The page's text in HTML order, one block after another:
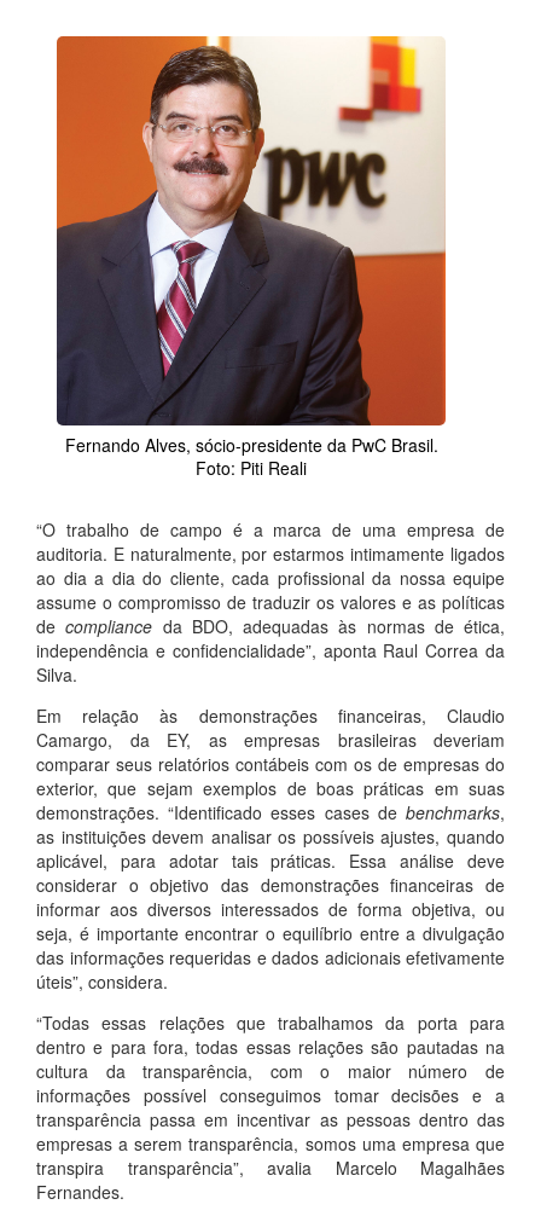
Fernando Alves, sócio-presidente da PwC Brasil.
Foto: Piti Reali
“O trabalho de campo é a marca de uma empresa de
auditoria. E naturalmente, por estarmos intimamente ligados
ao dia a dia do cliente, cada profissional da nossa equipe
assume o compromisso de traduzir os valores e as políticas
decompliance da BDO, adequadas às normas de ética,
independência e confidencialidade”, aponta Raul Correa da
Silva.
Em relação às demonstrações financeiras, Claudio
Camargo, da EY, as empresas brasileiras deveriam
comparar seus relatórios contábeis com os de empresas do
exterior, que sejam exemplos de boas práticas em suas
demonstrações. “Identificado esses cases de benchmarks,
as instituições devem analisar os possíveis ajustes, quando
aplicável, para adotar tais práticas. Essa análise deve
considerar o objetivo das demonstrações financeiras de
informar aos diversos interessados de forma objetiva, ou
seja, é importante encontrar o equilíbrio entre a divulgação
das informações requeridas e dados adicionais efetivamente
úteis”, considera.
“Todas essas relações que trabalhamos da porta para
dentro e para fora, todas essas relações são pautadas na
cultura da transparência, com o maior número de
informações possível conseguimos tomar decisões e a
transparência passa em incentivar as pessoas dentro das
empresas a serem transparência, somos uma empresa que
transpira transparência”, avalia Marcelo Magalhães
Fernandes.